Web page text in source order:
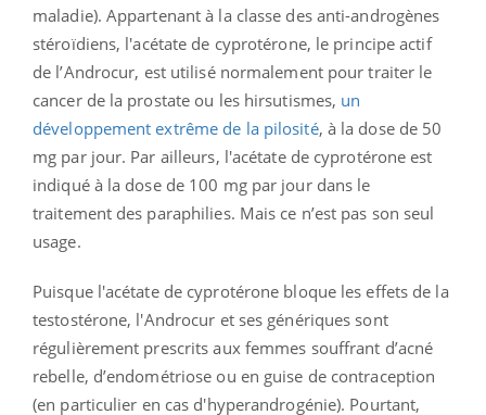
maladie). Appartenant à la classe des anti-androgènes
stéroïdiens, l'acétate de cyprotérone, le principe actif
de l’Androcur, est utilisé normalement pour traiter le
cancer de la prostate ou les hirsutismes, un
développement extrême de la pilosité, à la dose de 50
mg par jour. Par ailleurs, l'acétate de cyprotérone est
indiqué à la dose de 100 mg par jour dans le
traitement des paraphilies. Mais ce n’est pas son seul
usage.
Puisque l'acétate de cyprotérone bloque les effets de la
testostérone, l'Androcur et ses génériques sont
régulièrement prescrits aux femmes souffrant d’acné
rebelle, d’endométriose ou en guise de contraception
(en particulier en cas d'hyperandrogénie). Pourtant,